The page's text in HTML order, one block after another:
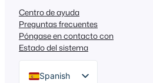
Centro de ayuda
Preguntas frecuentes
Póngase en contacto con
Estado del sistema
Spanish